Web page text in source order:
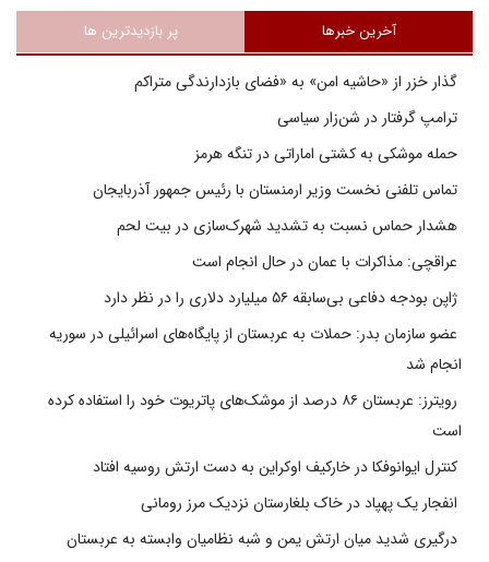
آخرین خبرها پر بازدیدترین ها
گذار خزر از «حاشیه امن» به «فضای بازدارندگی متراکم
ترامپ گرفتار در شن‌زار سیاسی
حمله موشکی به کشتی اماراتی در تنگه هرمز
تماس تلفنی نخست وزیر ارمنستان با رئیس جمهور آذربایجان
هشدار حماس نسبت به تشدید شهرک‌سازی در بیت‌ لحم
عراقچی: مذاکرات با عمان در حال انجام است
ژاپن بودجه دفاعی بی‌سابقه ۵۶ میلیارد دلاری را در نظر دارد
عضو سازمان بدر: حملات به عربستان از پایگاه‌های اسرائیلی در سوریه
انجام شد
رویترز: عربستان ۸۶ درصد از موشک‌های پاتریوت خود را استفاده کرده
است
کنترل ایوانوفکا در خارکیف اوکراین به دست ارتش روسیه افتاد
انفجار یک پهپاد در خاک بلغارستان نزدیک مرز رومانی
درگیری شدید میان ارتش یمن و شبه نظامیان وابسته به عربستان